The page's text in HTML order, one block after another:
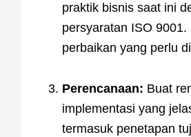
praktik bisnis saat ini
persyaratan ISO
perbaikan yang perlu
Perencanaan: Buat
implementasi yang
termasuk penetapan